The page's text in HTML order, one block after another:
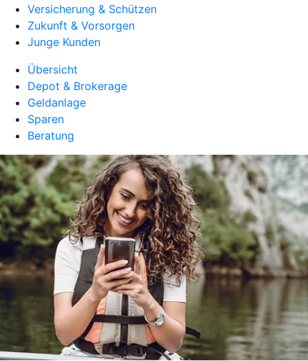
Versicherung & Schützen
Zukunft & Vorsorgen
Junge Kunden
Übersicht
Depot & Brokerage
Geldanlage
Sparen
Beratung